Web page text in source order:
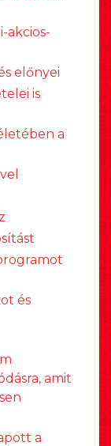
akcios-
előnyei
is
a
és
amit
a